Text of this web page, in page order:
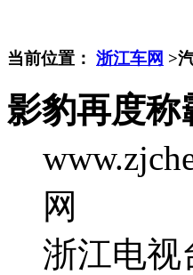
当前位置： 浙江车网 >
影豹再度称
网
浙江电视